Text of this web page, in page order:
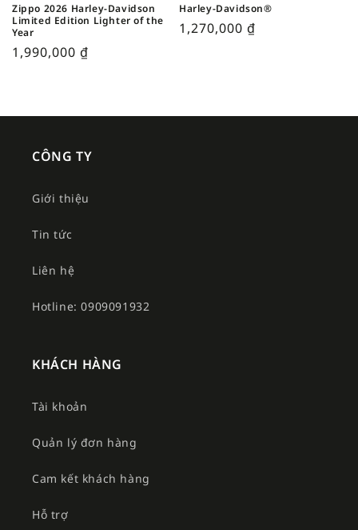
Zippo 2026 Harley-Davidson
Limited Edition Lighter of the
Year
1,990,000 ₫
Harley-Davidson®
1,270,000 ₫
CÔNG TY
Giới thiệu
Tin tức
Liên hệ
Hotline: 0909091932
KHÁCH HÀNG
Tài khoản
Quản lý đơn hàng
Cam kết khách hàng
Hỗ trợ